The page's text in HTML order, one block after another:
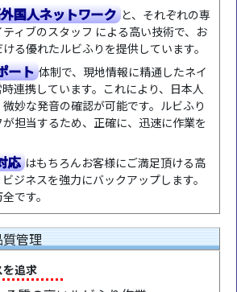
国人ネットワーク と、それぞれの専
ィブのスタッフ による高い技術で、お
る優れたルビふりを提供しています。
ート 体制で、現地情報に精通したネイ
連携しています。これにより、日本人
妙な発音の確認が可能です。ルビふり
担当するため、正確に、迅速に作業を
応 はもちろんお客様にご満足頂ける高
ジネスを強力にバックアップします。
です。
質管理
追求